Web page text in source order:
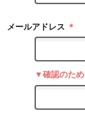
メールアドレス ＊
▼確認のため